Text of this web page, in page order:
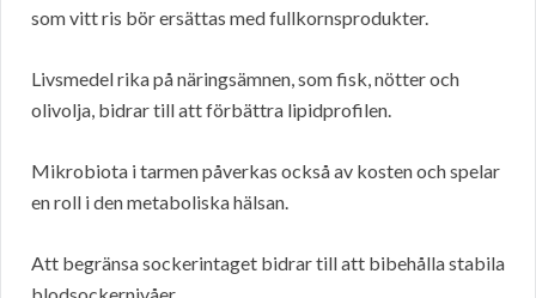
som vitt ris bör ersättas med fullkornsprodukter.
Livsmedel rika på näringsämnen, som fisk, nötter och
olivolja, bidrar till att förbättra lipidprofilen.
Mikrobiota i tarmen påverkas också av kosten och spelar
en roll i den metaboliska hälsan.
Att begränsa sockerintaget bidrar till att bibehålla stabila